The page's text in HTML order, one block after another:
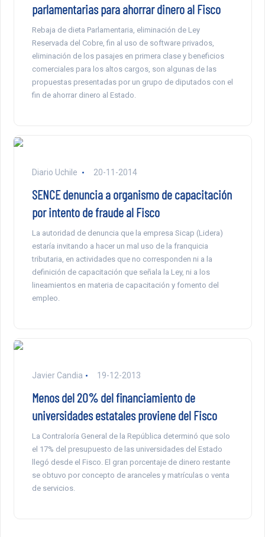
parlamentarias para ahorrar dinero al Fisco
Rebaja de dieta Parlamentaria, eliminación de Ley
Reservada del Cobre, fin al uso de software privados,
eliminación de los pasajes en primera clase y beneficios
comerciales para los altos cargos, son algunas de las
propuestas presentadas por un grupo de diputados con el
fin de ahorrar dinero al Estado.
Diario Uchile 20-11-2014
SENCE denuncia a organismo de capacitación
por intento de fraude al Fisco
La autoridad de denuncia que la empresa Sicap (Lidera)
estaría invitando a hacer un mal uso de la franquicia
tributaria, en actividades que no corresponden ni a la
definición de capacitación que señala la Ley, ni a los
lineamientos en materia de capacitación y fomento del
empleo.
Javier Candia 19-12-2013
Menos del 20% del financiamiento de
universidades estatales proviene del Fisco
La Contraloría General de la República determinó que solo
el 17% del presupuesto de las universidades del Estado
llegó desde el Fisco. El gran porcentaje de dinero restante
se obtuvo por concepto de aranceles y matrículas o venta
de servicios.